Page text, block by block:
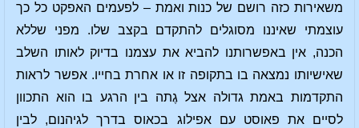
משאירות כזה רושם של כנות ואמת – לפעמים האפקט כל כך
עוצמתי שאיננו מסוגלים להתקדם בקצב שלו. מפני שללא
הכנה, אין באפשרותנו להביא את עצמנו בדיוק לאותו השלב
שאישיותו נמצאה בו בתקופה זו או אחרת בחייו. אפשר לראות
התקדמות באמת גדולה אצל גֶתה בין הרגע בו הוא התכוון
לסיים את פאוסט עם אפילוג בכאוס בדרך לגיהנום, לבין